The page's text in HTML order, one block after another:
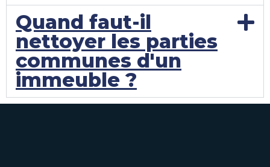
Quand faut-il
nettoyer les parties
communes d'un
immeuble ?